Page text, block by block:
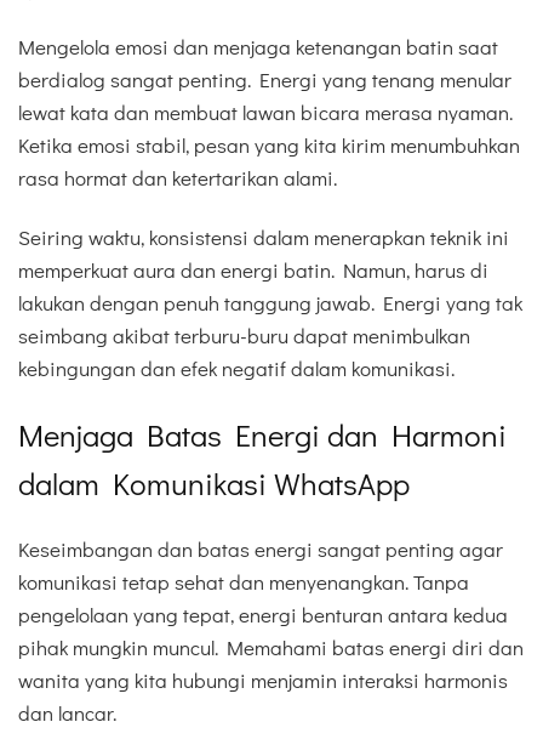
Mengelola emosi dan menjaga ketenangan batin saat
berdialog sangat penting. Energi yang tenang menular
lewat kata dan membuat lawan bicara merasa nyaman.
Ketika emosi stabil, pesan yang kita kirim menumbuhkan
rasa hormat dan ketertarikan alami.
Seiring waktu, konsistensi dalam menerapkan teknik ini
memperkuat aura dan energi batin. Namun, harus di
lakukan dengan penuh tanggung jawab. Energi yang tak
seimbang akibat terburu-buru dapat menimbulkan
kebingungan dan efek negatif dalam komunikasi.
Menjaga Batas Energi dan Harmoni
dalam Komunikasi WhatsApp
Keseimbangan dan batas energi sangat penting agar
komunikasi tetap sehat dan menyenangkan. Tanpa
pengelolaan yang tepat, energi benturan antara kedua
pihak mungkin muncul. Memahami batas energi diri dan
wanita yang kita hubungi menjamin interaksi harmonis
dan lancar.